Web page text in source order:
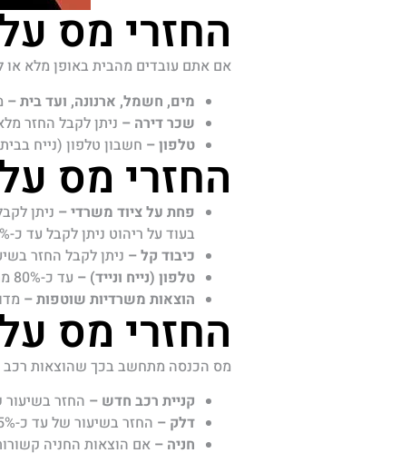
החזרי מס
אם אתם עובדים מהבית באופן מלא או
מים, חשמל, ארנונה, ועד בית –
שכר דירה – ניתן לקבל החזר
טלפון – חשבון טלפון (נייח
החזרי מס
פחת על ציוד משרדי – ניתן
בעוד על ריהוט ניתן לקבל עד כ-12% ומקרר עד כ-10%.
כיבוד קל – ניתן לקבל החזר
טלפון (נייח ונייד) – עד כ-80% מההוצאה ותלוי בסכום הכולל השנתי.
הוצאות משרדיות שוטפות –
החזרי מס
מס הכנסה מתחשב בכך שהוצאות רכב
קניית רכב חדש – החזר בשיעור של עד כ-
דלק – החזר בשיעור של עד כ-45%.
חניה – אם הוצאות החניה